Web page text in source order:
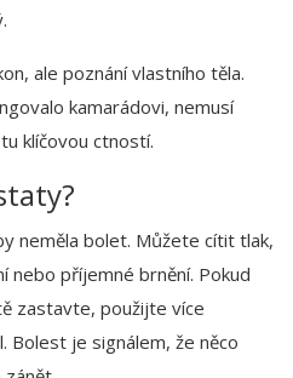
ale poznání vlastního těla.
kamarádovi, nemusí
klíčovou ctností.
neměla bolet. Můžete cítit tlak,
nebo příjemné brnění. Pokud
zastavte, použijte více
Bolest je signálem, že něco